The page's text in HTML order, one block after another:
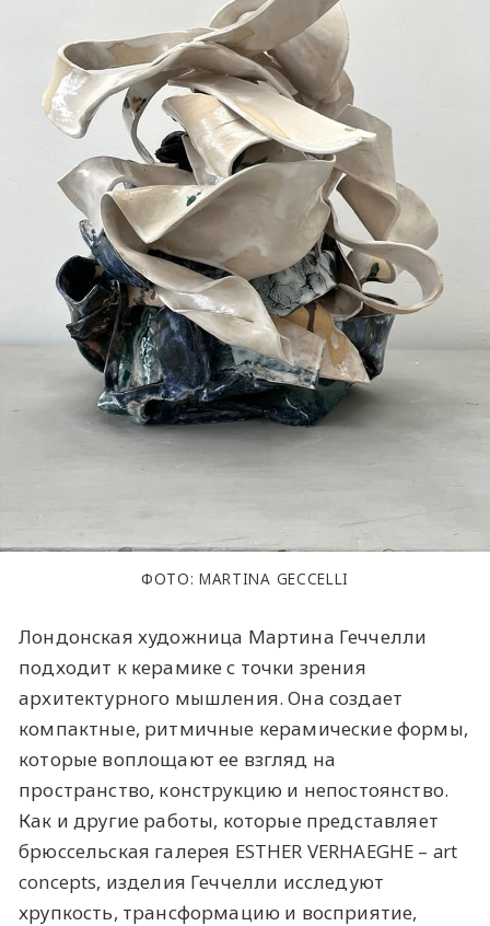
ФОТО: MARTINA GECCELLI
Лондонская художница Мартина Геччелли
подходит к керамике с точки зрения
архитектурного мышления. Она создает
компактные, ритмичные керамические формы,
которые воплощают ее взгляд на
пространство, конструкцию и непостоянство.
Как и другие работы, которые представляет
брюссельская галерея ESTHER VERHAEGHE – art
concepts, изделия Геччелли исследуют
хрупкость, трансформацию и восприятие,